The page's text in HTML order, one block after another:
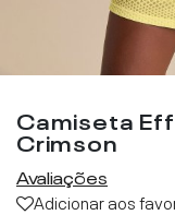
Camiseta
Crimson
Avaliações
Adicionar aos